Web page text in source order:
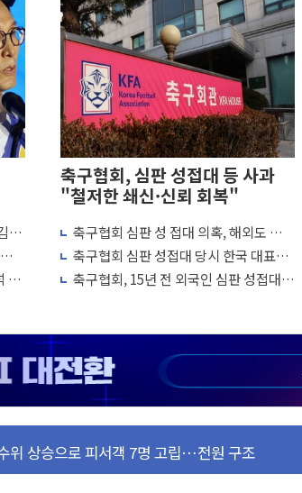
민
vs
축구협회, 심판 성접대 등 사과
"철저한 쇄신·신뢰 회복"
축구협회 심판 성 접대 의혹, 해외도 관심
↑…감독 선임 과정 수사까지 외신 주목
축구협회 심판 성접대 당시 한국 대표팀
7경기 무패 행진
축구협회, 15년 전 외국인 심판 성접대
루질 중 실종 60대 나흘만에 숨진 채 발견
니 흉기 살해…10대 아들 체포
뻔' 받아친 정청래…제주 연설서 신경전 고조
주의보…10일까지 최대 3.5m 높은 물결
사망 23명…정부, 비상대응기구 가동
수도 베이징도 부동산 규제 철폐
위 상승으로 피서객 7명 고립…전원 구조
별 멍' 운영…페르세우스 유성우 관측
시간당 50mm 이상 폭우…호우경보 발효